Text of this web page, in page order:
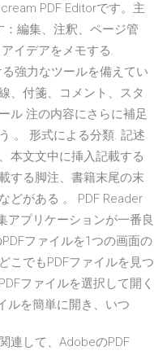
PDF Editorです。主
編集、注釈、ページ管
イデアをメモする.
強力なツールを備えてい
、付箋、コメント、スタ
ル 注の内容にさらに補足
。 形式による分類. 記述
本文文中に挿入記載する
する脚注、書籍末尾の末
どがある 。 PDF Reader
アプリケーションが一番良
ファイルを1つの画面の
こでもPDFファイルを見つ
ファイルを選択して開く
ルを簡単に開き、いつ
連して、AdobeのPDF